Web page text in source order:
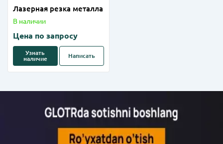
Лазерная резка металла
В наличии
Цена по запросу
Узнать
наличие
Написать